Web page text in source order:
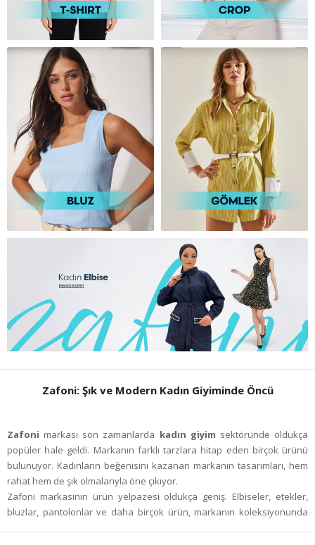
Zafoni: Şık ve Modern Kadın Giyiminde Öncü
Zafoni markası son zamanlarda kadın giyim sektöründe oldukça
popüler hale geldi. Markanın farklı tarzlara hitap eden birçok ürünü
bulunuyor. Kadınların beğenisini kazanan markanın tasarımları, hem
rahat hem de şık olmalarıyla öne çıkıyor.
Zafoni markasının ürün yelpazesi oldukça geniş. Elbiseler, etekler,
bluzlar, pantolonlar ve daha birçok ürün, markanın koleksiyonunda